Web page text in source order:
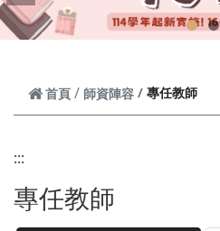
首頁 師資陣容 專任教師
:::
專任教師